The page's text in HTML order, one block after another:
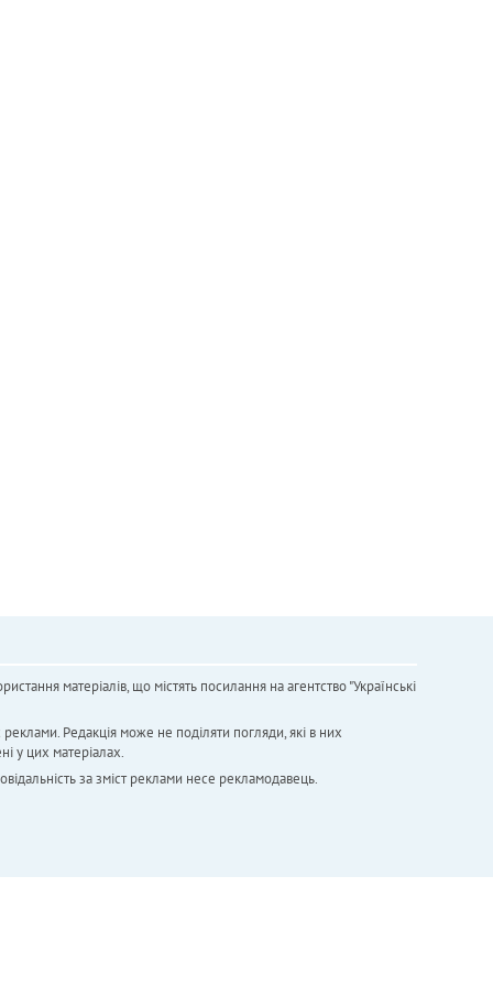
матеріалів, що містять посилання на агентство "Українськi
Редакція може не поділяти погляди, які в них
у цих матеріалах.
за зміст реклами несе рекламодавець.